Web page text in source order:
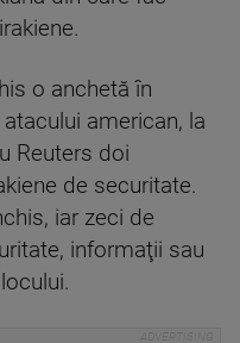
o anchetă în
american, la
Reuters doi
de securitate.
iar zeci de
informaţii sau